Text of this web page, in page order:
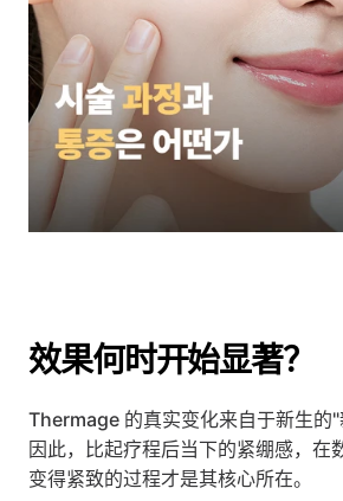
效果何时开始显著？
Thermage 的真实变化来自于新生的"
因此，比起疗程后当下的紧绷感，在
变得紧致的过程才是其核心所在。